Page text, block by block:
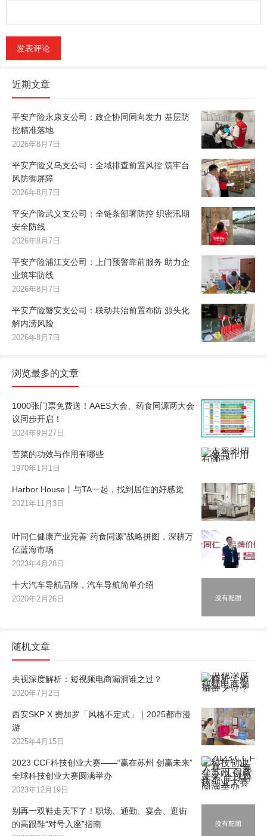
近期文章
平安产险永康支公司：政企协同同向发力 基层防
控精准落地
2026年8月7日
平安产险义乌支公司：全域排查前置风控 筑牢台
风防御屏障
2026年8月7日
平安产险武义支公司：全链条部署防控 织密汛期
安全防线
2026年8月7日
平安产险浦江支公司：上门预警靠前服务 助力企
业筑牢防线
2026年8月7日
平安产险磐安支公司：联动共治前置布防 源头化
解内涝风险
2026年8月7日
浏览最多的文章
1000张门票免费送！AAES大会、药食同源两大会
议同步开启！
2024年9月27日
苦菜的功效与作用有哪些
1970年1月1日
Harbor House丨与TA一起，找到居住的好感觉
2021年11月3日
叶同仁健康产业完善“药食同源”战略拼图，深耕万
亿蓝海市场
2023年4月28日
十大汽车导航品牌，汽车导航简单介绍
2020年2月26日
随机文章
央视深度解析：短视频电商漏洞谁之过？
2020年7月2日
西安SKP X 费加罗「风格不定式」｜2025都市漫
游
2025年4月15日
2023 CCF科技创业大赛——“赢在苏州 创赢未来”
全球科技创业大赛圆满举办
2023年12月19日
别再一双鞋走天下了！职场、通勤、宴会、逛街
的高跟鞋“对号入座”指南